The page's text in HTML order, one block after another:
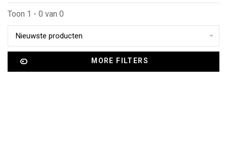
Toon 1 - 0 van 0
Nieuwste producten
MORE FILTERS